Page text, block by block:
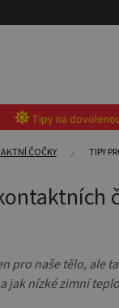
Tipy na
ČOČKY TIPY
pro naše tělo, ale
jak nízké zimní